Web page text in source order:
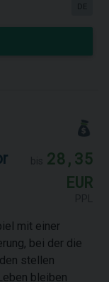
DE
28,35
EUR
mit einer
bei der die
stellen
bleiben